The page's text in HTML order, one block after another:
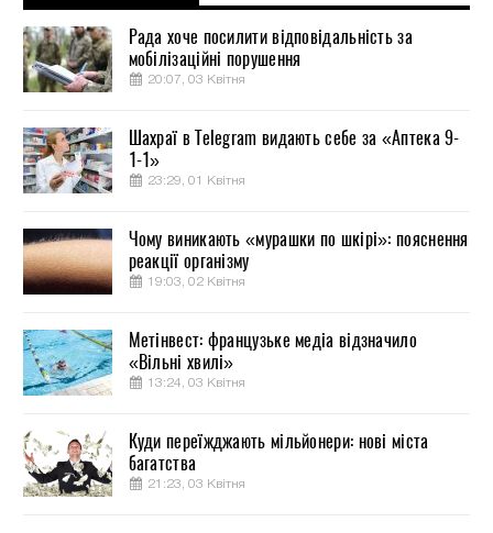
Рада хоче посилити відповідальність за
мобілізаційні порушення
20:07, 03 Квітня
Шахраї в Telegram видають себе за «Аптека 9-
1-1»
23:29, 01 Квітня
Чому виникають «мурашки по шкірі»: пояснення
реакції організму
19:03, 02 Квітня
Метінвест: французьке медіа відзначило
«Вільні хвилі»
13:24, 03 Квітня
Куди переїжджають мільйонери: нові міста
багатства
21:23, 03 Квітня